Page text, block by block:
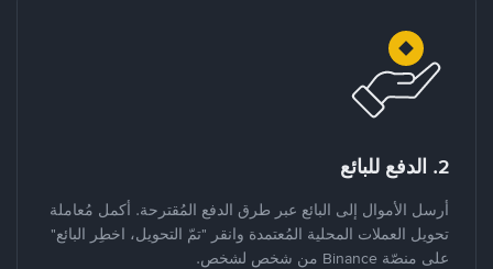
2. الدفع للبائع
أرسل الأموال إلى البائع عبر طرق الدفع المُقترحة. أكمل مُعاملة
تحويل العملات المحلية المُعتمدة وانقر "تمّ التحويل، اخطِر البائع"
على منصّة Binance من شخص لشخص.